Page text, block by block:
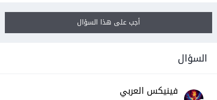
أجب على هذا السؤال
السؤال
فينيكس العربي